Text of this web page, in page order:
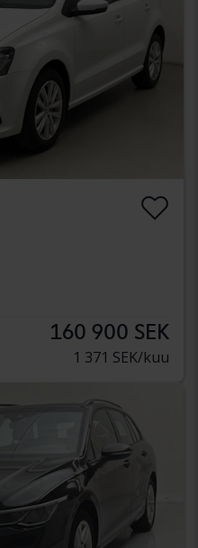
160 900 SEK
1 371 SEK/kuu